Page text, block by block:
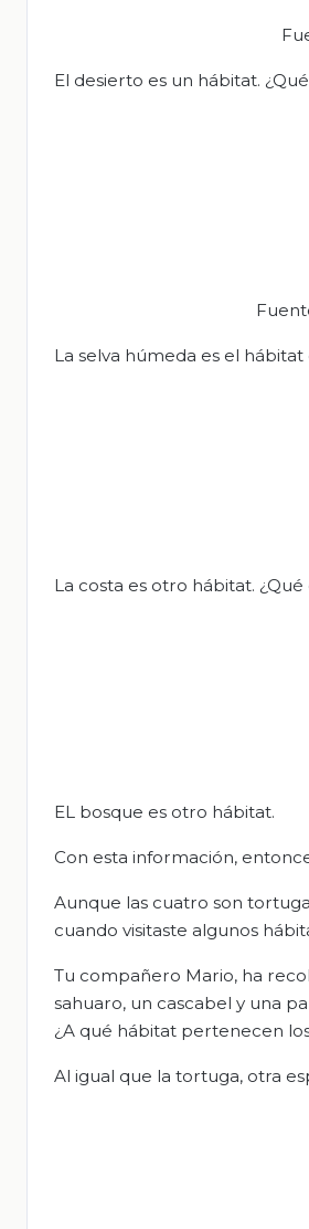
El desierto es un hábitat.
La selva húmeda es el
La costa es otro hábitat.
EL bosque es otro hábitat.
Con esta información,
Aunque las cuatro son
cuando visitaste algunos
Tu compañero Mario, ha
sahuaro, un cascabel y una
¿A qué hábitat pertenecen
Al igual que la tortuga, otra